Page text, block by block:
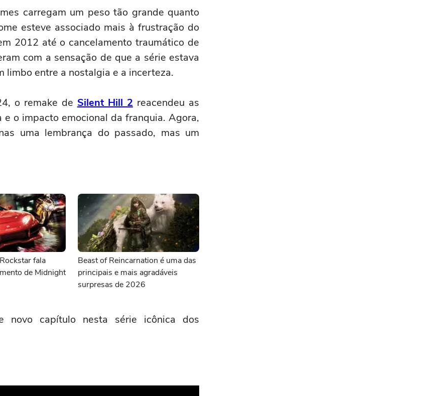
carregam um peso tão grande quanto
esteve associado mais à frustração do
2012 até o cancelamento traumático de
com a sensação de que a série estava
limbo entre a nostalgia e a incerteza.
o remake de Silent Hill 2 reacendeu as
o impacto emocional da franquia. Agora,
uma lembrança do passado, mas um
fala
de Midnight
Beast of Reincarnation é uma das
principais e mais agradáveis
surpresas de 2026
novo capítulo nesta série icônica dos